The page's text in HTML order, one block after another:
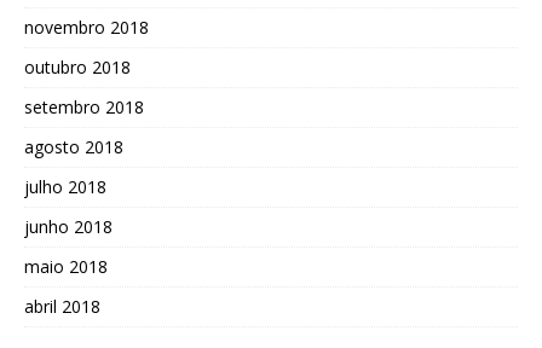
novembro 2018
outubro 2018
setembro 2018
agosto 2018
julho 2018
junho 2018
maio 2018
abril 2018